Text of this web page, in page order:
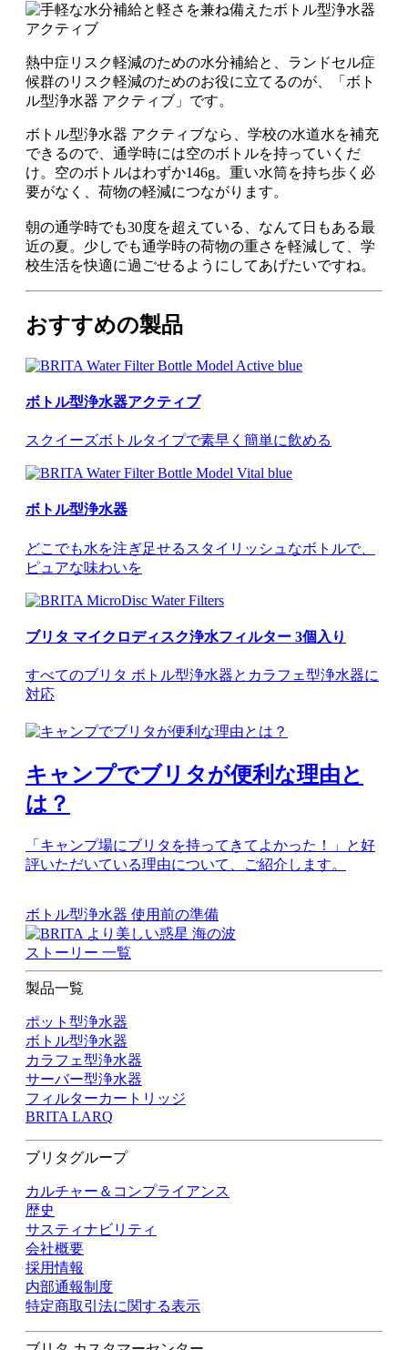
熱中症リスク軽減のための水分補給と、ランドセル症
候群のリスク軽減のためのお役に立てるのが、「ボト
ル型浄水器 アクティブ」です。
ボトル型浄水器 アクティブなら、学校の水道水を補充
できるので、通学時には空のボトルを持っていくだ
け。空のボトルはわずか146g。重い水筒を持ち歩く必
要がなく、荷物の軽減につながります。
朝の通学時でも30度を超えている、なんて日もある最
近の夏。少しでも通学時の荷物の重さを軽減して、学
校生活を快適に過ごせるようにしてあげたいですね。
おすすめの製品
ボトル型浄水器アクティブ
スクイーズボトルタイプで素早く簡単に飲める
ボトル型浄水器
どこでも水を注ぎ足せるスタイリッシュなボトルで、
ピュアな味わいを
ブリタ マイクロディスク浄水フィルター 3個入り
すべてのブリタ ボトル型浄水器とカラフェ型浄水器に
対応
キャンプでブリタが便利な理由と
は？
「キャンプ場にブリタを持ってきてよかった！」と好
評いただいている理由について、ご紹介します。
ボトル型浄水器 使用前の準備
ストーリー 一覧
製品一覧
ポット型浄水器
ボトル型浄水器
カラフェ型浄水器
サーバー型浄水器
フィルターカートリッジ
BRITA LARQ
ブリタグループ
カルチャー＆コンプライアンス
歴史
サスティナビリティ
会社概要
採用情報
内部通報制度
特定商取引法に関する表示